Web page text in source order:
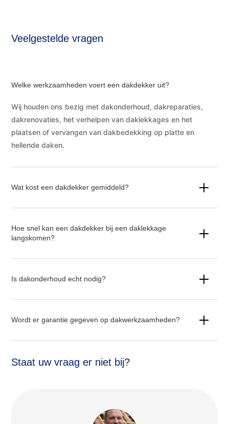
Veelgestelde vragen
Welke werkzaamheden voert een dakdekker uit?
Wij houden ons bezig met dakonderhoud, dakreparaties,
dakrenovaties, het verhelpen van daklekkages en het
plaatsen of vervangen van dakbedekking op platte en
hellende daken.
Wat kost een dakdekker gemiddeld?
Hoe snel kan een dakdekker bij een daklekkage
langskomen?
Is dakonderhoud echt nodig?
Wordt er garantie gegeven op dakwerkzaamheden?
Staat uw vraag er niet bij?